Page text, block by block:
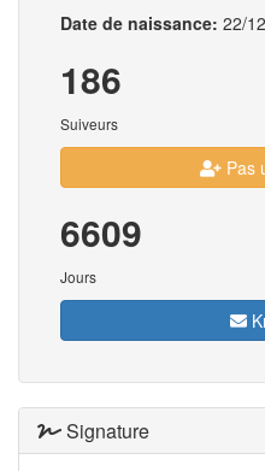
Date de naissance: 22/
186
Suiveurs
Pas
6609
Jours
Signature